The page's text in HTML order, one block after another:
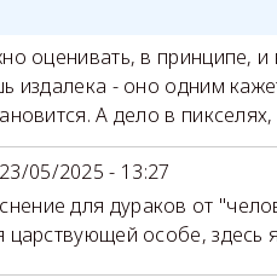
оценивать, в принципе,
издалека - оно одним
А дело в
05/2025 - 13:27
для дураков от
царствующей особе, здесь